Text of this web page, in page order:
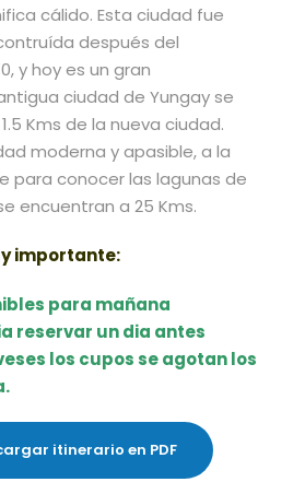
cálido. Esta ciudad fue
después del
y hoy es un gran
ciudad de Yungay se
Kms de la nueva ciudad.
moderna y apasible, a la
para conocer las lagunas de
encuentran a 25 Kms.
importante:
para mañana
reservar un dia antes
los cupos se agotan los
itinerario en PDF